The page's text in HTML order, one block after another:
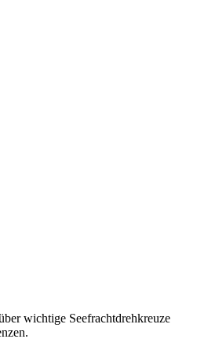
wichtige Seefrachtdrehkreuze